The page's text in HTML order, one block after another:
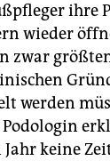
ihre
wieder
zwar
werden
keine